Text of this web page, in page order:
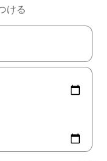
ける
ーを使って移動するか